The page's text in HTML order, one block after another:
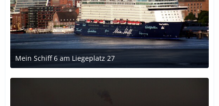
Mein Schiff 6 am Liegeplatz 27
1. November 2018 um 01:44